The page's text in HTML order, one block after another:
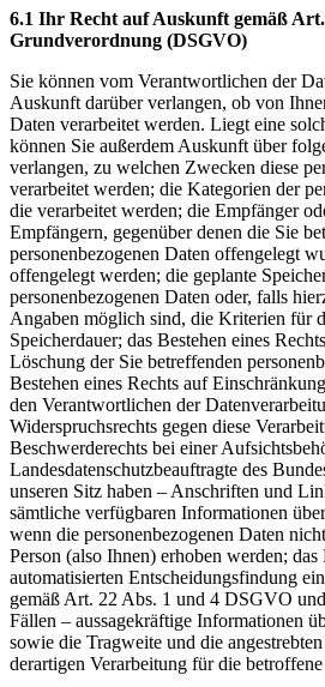
6.1 Ihr Recht auf Auskunft gemäß
Grundverordnung (DSGVO)
Sie können vom Verantwortlichen der
Auskunft darüber verlangen, ob von
Daten verarbeitet werden. Liegt eine
können Sie außerdem Auskunft über
verlangen, zu welchen Zwecken diese
verarbeitet werden; die Kategorien der
die verarbeitet werden; die Empfänger
Empfängern, gegenüber denen die Sie
personenbezogenen Daten offengelegt
offengelegt werden; die geplante
personenbezogenen Daten oder, falls
Angaben möglich sind, die Kriterien für
Speicherdauer; das Bestehen eines
Löschung der Sie betreffenden
Bestehen eines Rechts auf
den Verantwortlichen der
Widerspruchsrechts gegen diese
Beschwerderechts bei einer
Landesdatenschutzbeauftragte des
unseren Sitz haben – Anschriften und
sämtliche verfügbaren Informationen
wenn die personenbezogenen Daten
Person (also Ihnen) erhoben werden; das
automatisierten Entscheidungsfindung
gemäß Art. 22 Abs. 1 und 4 DSGVO
Fällen – aussagekräftige Informationen
sowie die Tragweite und die
derartigen Verarbeitung für die betroffene